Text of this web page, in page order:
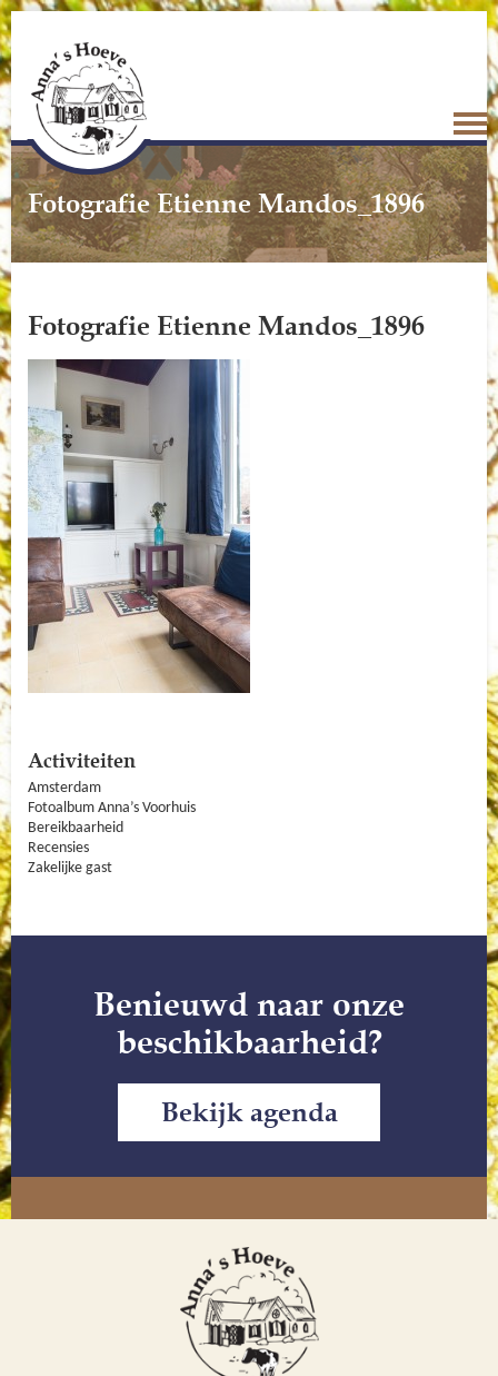
Fotografie Etienne Mandos_1896
Fotografie Etienne Mandos_1896
Activiteiten
Amsterdam
Fotoalbum Anna’s Voorhuis
Bereikbaarheid
Recensies
Zakelijke gast
Benieuwd naar onze
beschikbaarheid?
Bekijk agenda